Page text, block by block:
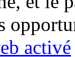
activé